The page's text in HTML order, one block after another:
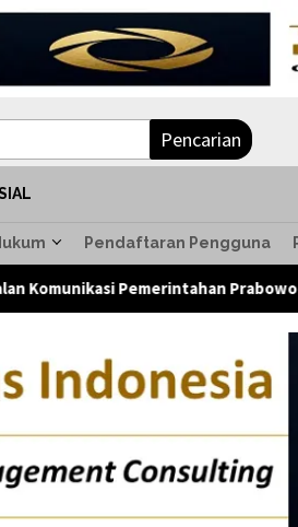
Pencarian
Pendaftaran Pengguna
Pemerintahan Prabowo